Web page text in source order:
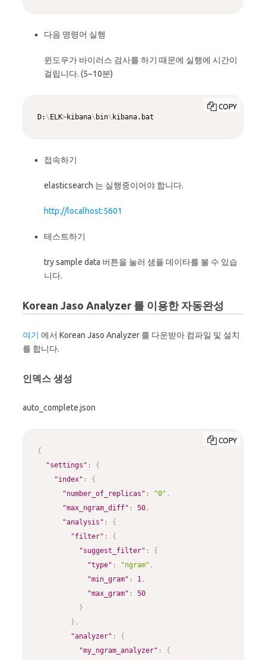
다음 명령어 실행
윈도우가 바이러스 검사를 하기 때문에 실행에 시간이
걸립니다. (5~10분)
D: \ ELK>kibana\ bin\ kibana.bat
COPY
접속하기
elasticsearch 는 실행중이어야 합니다.
http://localhost:5601
테스트하기
try sample data 버튼을 눌러 샘플 데이타를 볼 수 있습
니다.
Korean Jaso Analyzer 를 이용한 자동완성
여기 에서 Korean Jaso Analyzer 를 다운받아 컴파일 및 설치
를 합니다.
인덱스 생성
auto_complete.json
{
"settings" :
{
"index" :
{
"number_of_replicas" : "0" ,
"max_ngram_diff" : 50 ,
"analysis" :
{
"filter" :
{
"suggest_filter" :
{
"type" : "ngram" ,
"min_gram" : 1 ,
"max_gram" :
50
}
} ,
"analyzer" :
{
"my_ngram_analyzer" :
{
COPY